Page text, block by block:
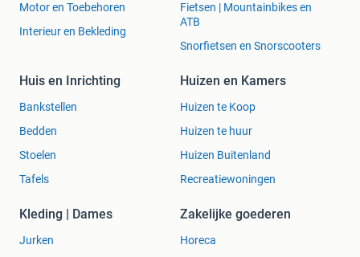
Motor en Toebehoren
Interieur en Bekleding
Fietsen | Mountainbikes en
ATB
Snorfietsen en Snorscooters
Huis en Inrichting
Bankstellen
Bedden
Stoelen
Tafels
Huizen en Kamers
Huizen te Koop
Huizen te huur
Huizen Buitenland
Recreatiewoningen
Kleding | Dames
Jurken
Zakelijke goederen
Horeca